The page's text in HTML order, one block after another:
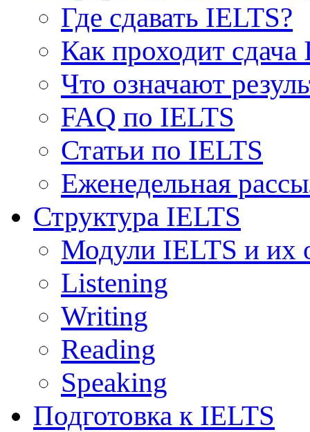
Где сдавать IELTS?
Как проходит сдача
Что означают
FAQ по IELTS
Статьи по IELTS
Еженедельная
Структура IELTS
Модули IELTS и их
Listening
Writing
Reading
Speaking
Подготовка к IELTS